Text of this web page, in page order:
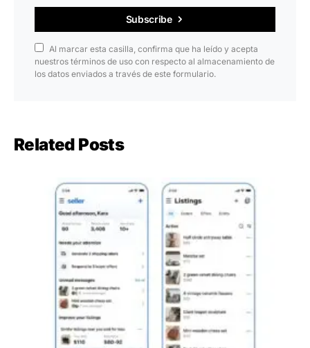
Subscribe
Al marcar esta casilla, confirma que ha leído y acepta
nuestros términos de uso con respecto al almacenamiento de
los datos enviados a través de este formulario.
Related Posts